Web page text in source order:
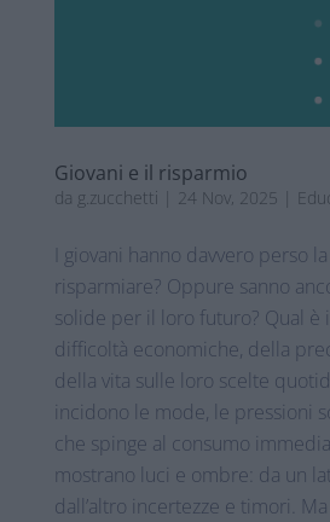
Giovani e il risparmio
da g.zucchetti 24 Nov, 2025
I giovani hanno davvero perso
risparmiare? Oppure sanno
solide per il loro futuro? Qual è
difficoltà economiche, della
della vita sulle loro scelte
incidono le mode, le pressioni
che spinge al consumo
mostrano luci e ombre: da un
dall’altro incertezze e timori.